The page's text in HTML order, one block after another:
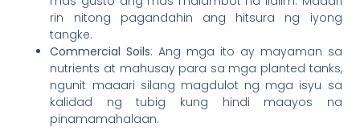
rin nitong pagandahin ang hitsura ng iyong
tangke.
Commercial Soils: Ang mga ito ay mayaman sa
nutrients at mahusay para sa mga planted tanks,
ngunit maaari silang magdulot ng mga isyu sa
kalidad ng tubig kung hindi maayos na
pinamamahalaan.